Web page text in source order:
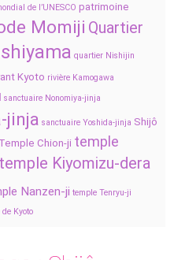
de l’UNESCO patrimoine
Momiji Quartier
quartier Nishijin
Kyoto rivière Kamogawa
sanctuaire Nonomiya-jinja
jinja sanctuaire Yoshida-jinja Shijô
Temple Chion-ji temple
temple Kiyomizu-dera
Nanzen-ji temple Tenryu-ji
Kyoto